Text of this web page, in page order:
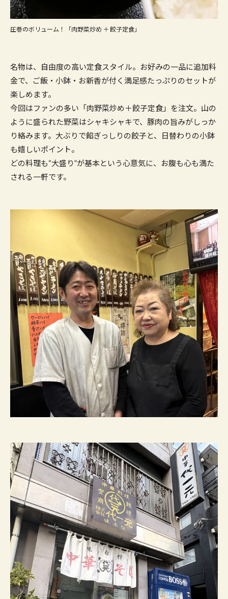
圧巻のボリューム！「肉野菜炒め ＋ 餃子定食」
名物は、自由度の高い定食スタイル。お好みの一品に追加料
金で、ご飯・小鉢・お新香が付く満足感たっぷりのセットが
楽しめます。
今回はファンの多い「肉野菜炒め＋餃子定食」を注文。山の
ように盛られた野菜はシャキシャキで、豚肉の旨みがしっか
り絡みます。大ぶりで餡ぎっしりの餃子と、日替わりの小鉢
も嬉しいポイント。
どの料理も“大盛り”が基本という心意気に、お腹も心も満た
される一軒です。